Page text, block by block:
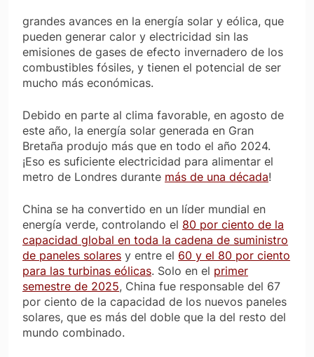
grandes avances en la energía solar y eólica, que
pueden generar calor y electricidad sin las
emisiones de gases de efecto invernadero de los
combustibles fósiles, y tienen el potencial de ser
mucho más económicas.
Debido en parte al clima favorable, en agosto de
este año, la energía solar generada en Gran
Bretaña produjo más que en todo el año 2024.
¡Eso es suficiente electricidad para alimentar el
metro de Londres durante más de una década!
China se ha convertido en un líder mundial en
energía verde, controlando el 80 por ciento de la
capacidad global en toda la cadena de suministro
de paneles solares y entre el 60 y el 80 por ciento
para las turbinas eólicas. Solo en el primer
semestre de 2025, China fue responsable del 67
por ciento de la capacidad de los nuevos paneles
solares, que es más del doble que la del resto del
mundo combinado.